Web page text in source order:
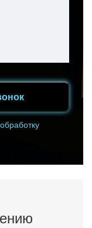
обработку